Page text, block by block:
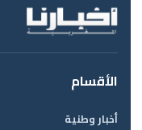
الأقسام
أخبار وطنية